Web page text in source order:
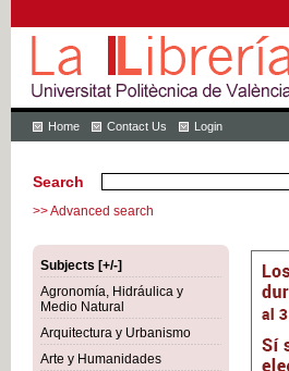
Home Contact Us Login
Search
>> Advanced search
Subjects [+/-]
Agronomía, Hidráulica y
Medio Natural
Arquitectura y Urbanismo
Arte y Humanidades